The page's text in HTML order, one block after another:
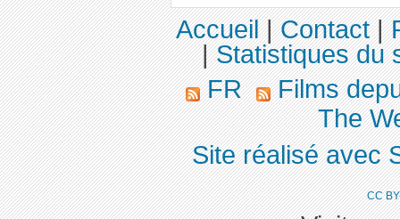
Accueil|Contact|
|Statistiques du
FR
Films
The
Site réalisé avec
CC